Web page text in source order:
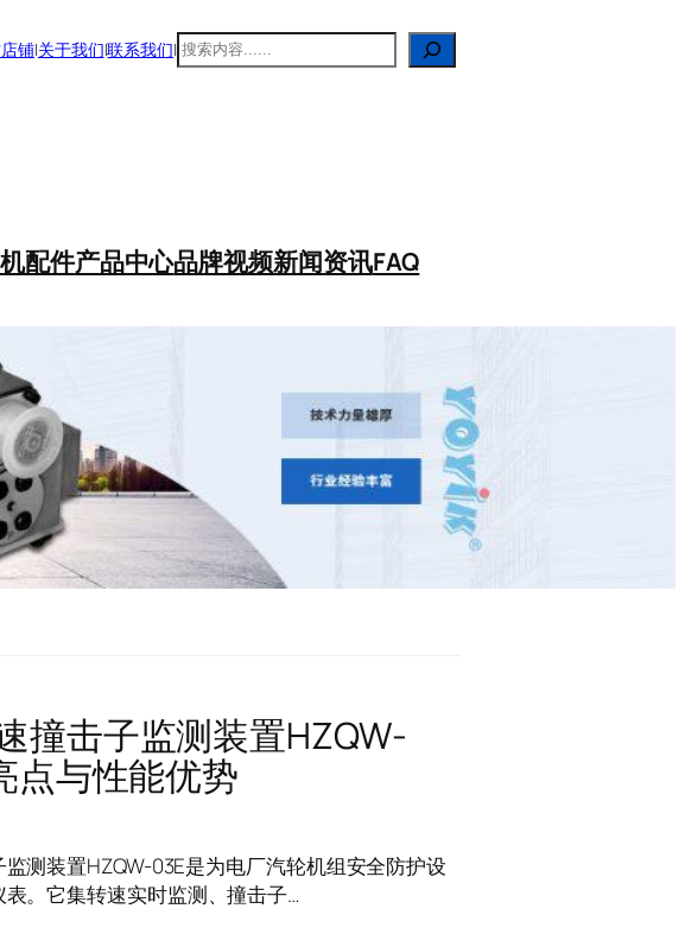
铺|关于我们|联系我们| 搜
配件产品中心品牌视频新闻资讯FAQ
撞击子监测装置HZQW-
点与性能优势
测装置HZQW-03E是为电厂汽轮机组安全防护设
。它集转速实时监测、撞击子…